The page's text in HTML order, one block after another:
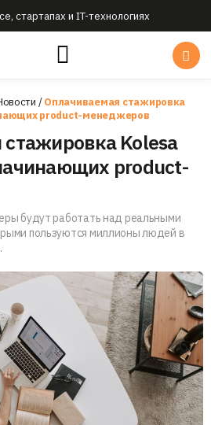
стартапах и IT-технологиях
/Оплачиваемая стажировка
product-менеджеров
Kolesa
product-
будут работать над реальными
пользуются миллионы людей в